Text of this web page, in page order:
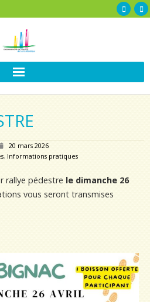
20 mars 2026
, Informations pratiques
rallye pédestre le dimanche 26
vous seront transmises